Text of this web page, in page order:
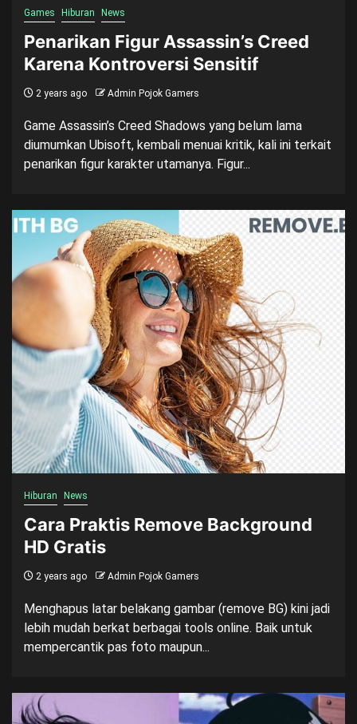
Games Hiburan News
Penarikan Figur Assassin’s Creed
Karena Kontroversi Sensitif
2 years ago Admin Pojok Gamers
Game Assassin’s Creed Shadows yang belum lama
diumumkan Ubisoft, kembali menuai kritik, kali ini terkait
penarikan figur karakter utamanya. Figur...
Hiburan News
Cara Praktis Remove Background
HD Gratis
2 years ago Admin Pojok Gamers
Menghapus latar belakang gambar (remove BG) kini jadi
lebih mudah berkat berbagai tools online. Baik untuk
mempercantik pas foto maupun...